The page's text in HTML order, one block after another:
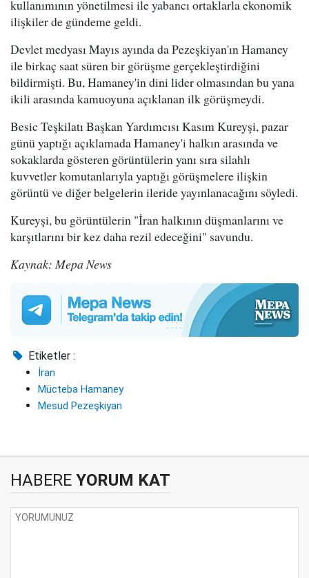
kullanımının yönetilmesi ile yabancı ortaklarla ekonomik
ilişkiler de gündeme geldi.
Devlet medyası Mayıs ayında da Pezeşkiyan'ın Hamaney
ile birkaç saat süren bir görüşme gerçekleştirdiğini
bildirmişti. Bu, Hamaney'in dini lider olmasından bu yana
ikili arasında kamuoyuna açıklanan ilk görüşmeydi.
Besic Teşkilatı Başkan Yardımcısı Kasım Kureyşi, pazar
günü yaptığı açıklamada Hamaney'i halkın arasında ve
sokaklarda gösteren görüntülerin yanı sıra silahlı
kuvvetler komutanlarıyla yaptığı görüşmelere ilişkin
görüntü ve diğer belgelerin ileride yayınlanacağını söyledi.
Kureyşi, bu görüntülerin "İran halkının düşmanlarını ve
karşıtlarını bir kez daha rezil edeceğini" savundu.
Kaynak: Mepa News
Etiketler :
İran
Mücteba Hamaney
Mesud Pezeşkiyan
HABERE YORUM KAT